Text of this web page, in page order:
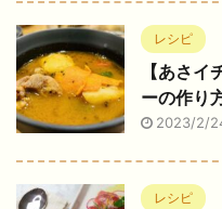
レシピ
【あさ
ーの作り
2023/2/
レシピ